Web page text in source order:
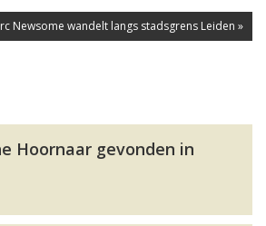
Newsome wandelt langs stadsgrens Leiden »
Hoornaar gevonden in